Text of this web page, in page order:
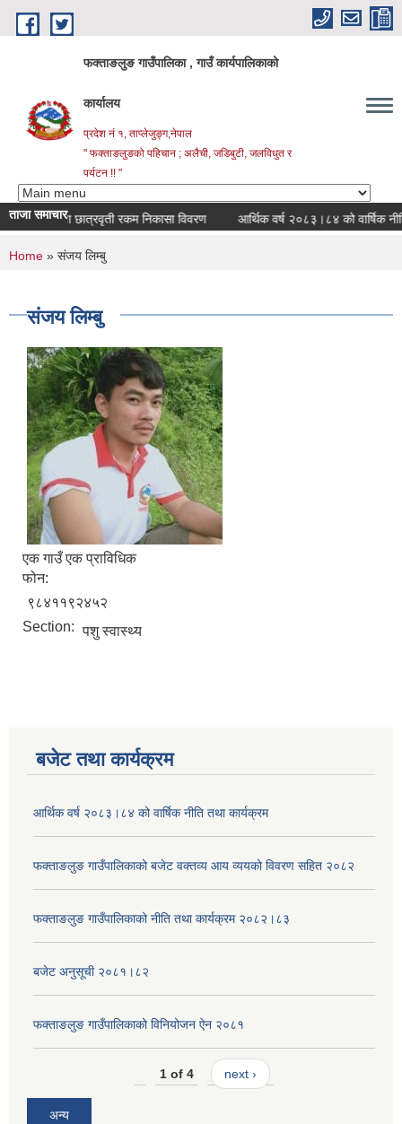
Skip to main content
फक्ताङलुङ गाउँपालिका , गाउँ कार्यपालिकाको
कार्यालय
प्रदेश नं १, ताप्लेजुङ्ग,नेपाल
" फक्ताङलुङको पहिचान ; अलैची, जडिबुटी, जलविधुत र
पर्यटन !! "
ताजा समाचार
शिक्षा छात्रवृती रकम निकासा विवरण आर्थिक वर्ष २०८३।८४ को वार्षिक नीति
You are here
Home » संजय लिम्बु
संजय लिम्बु
एक गाउँ एक प्राविधिक
फोन:
९८४११९२४५२
Section: पशु स्वास्थ्य
बजेट तथा कार्यक्रम
आर्थिक वर्ष २०८३।८४ को वार्षिक नीति तथा कार्यक्रम
फक्ताङलुङ गाउँपालिकाको बजेट वक्तव्य आय व्ययको विवरण सहित २०८२
फक्ताङलुङ गाउँपालिकाको नीति तथा कार्यक्रम २०८२।८३
बजेट अनुसूची २०८१।८२
फक्ताङलुङ गाउँपालिकाको विनियोजन ऐन २०८१
1 of 4 next ›
अन्य